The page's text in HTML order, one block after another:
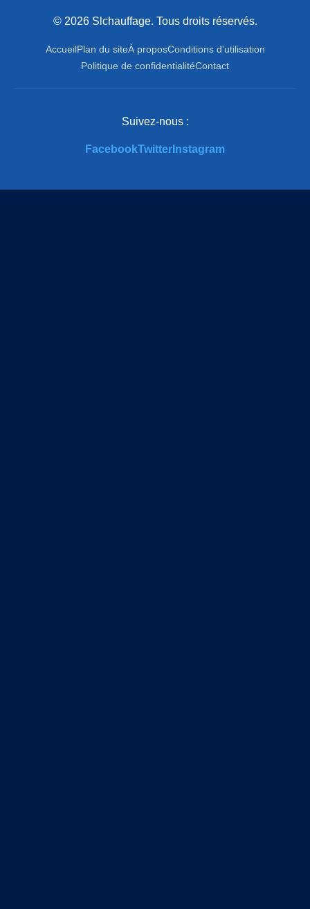
© 2026 Slchauffage. Tous droits réservés.
AccueilPlan du siteÀ proposConditions d'utilisation
Politique de confidentialitéContact
Suivez-nous :
FacebookTwitter Instagram